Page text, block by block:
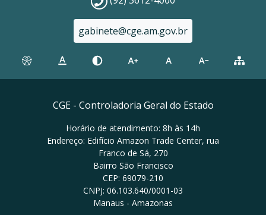
gabinete@cge.am.gov.br
CGE - Controladoria Geral do Estado
Horário de atendimento: 8h às 14h
Endereço: Edifício Amazon Trade Center, rua
Franco de Sá, 270
Bairro São Francisco
CEP: 69079-210
CNPJ: 06.103.640/0001-03
Manaus - Amazonas